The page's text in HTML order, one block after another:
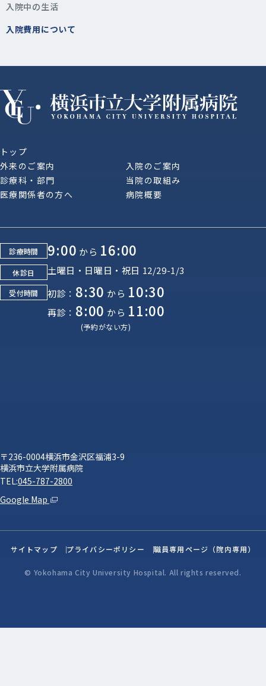
入院中の生活
入院費用について
トップ
外来のご案内
入院のご案内
診療科・部門
当院の取組み
医療関係者の方へ
病院概要
診療時間 9:00 から 16:00
休診日 土曜日・日曜日・祝日 12/29-1/3
受付時間 初診： 8:30 から 10:30
再診： 8:00 から 11:00
(予約がない方)
〒236-0004横浜市金沢区福浦3-9
横浜市立大学附属病院
TEL:045-787-2800
Google Map
サイトマップ プライバシーポリシー 職員専用ページ（院内専用）
© Yokohama City University Hospital. All rights reserved.